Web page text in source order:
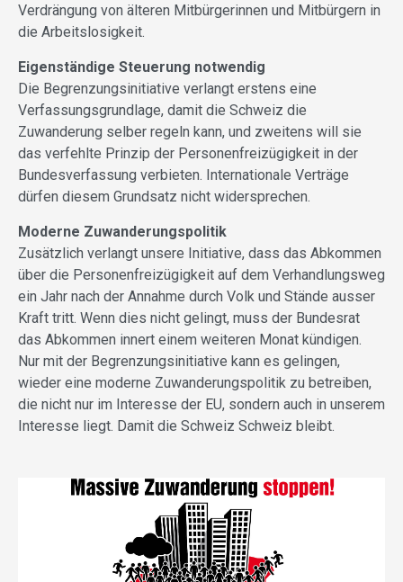
Verdrängung von älteren Mitbürgerinnen und Mitbürgern in
die Arbeitslosigkeit.
Eigenständige Steuerung notwendig
Die Begrenzungsinitiative verlangt erstens eine
Verfassungsgrundlage, damit die Schweiz die
Zuwanderung selber regeln kann, und zweitens will sie
das verfehlte Prinzip der Personenfreizügigkeit in der
Bundesverfassung verbieten. Internationale Verträge
dürfen diesem Grundsatz nicht widersprechen.
Moderne Zuwanderungspolitik
Zusätzlich verlangt unsere Initiative, dass das Abkommen
über die Personenfreizügigkeit auf dem Verhandlungsweg
ein Jahr nach der Annahme durch Volk und Stände ausser
Kraft tritt. Wenn dies nicht gelingt, muss der Bundesrat
das Abkommen innert einem weiteren Monat kündigen.
Nur mit der Begrenzungsinitiative kann es gelingen,
wieder eine moderne Zuwanderungspolitik zu betreiben,
die nicht nur im Interesse der EU, sondern auch in unserem
Interesse liegt. Damit die Schweiz Schweiz bleibt.